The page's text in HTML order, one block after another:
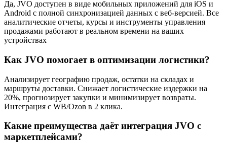
Да, JVO доступен в виде мобильных приложений для iOS и
Android с полной синхронизацией данных с веб-версией. Все
аналитические отчеты, курсы и инструменты управления
продажами работают в реальном времени на ваших
устройствах
Как JVO помогает в оптимизации логистики?
Анализирует географию продаж, остатки на складах и
маршруты доставки. Снижает логистические издержки на
20%, прогнозирует закупки и минимизирует возвраты.
Интеграция с WB/Ozon в 2 клика.
Какие преимущества даёт интеграция JVO с
маркетплейсами?